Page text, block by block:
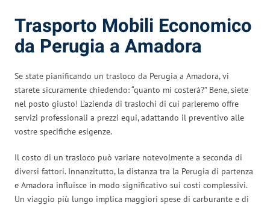
Trasporto Mobili Economico
da Perugia a Amadora
Se state pianificando un trasloco da Perugia a Amadora, vi
starete sicuramente chiedendo: “quanto mi costerà?” Bene, siete
nel posto giusto! L’azienda di traslochi di cui parleremo offre
servizi professionali a prezzi equi, adattando il preventivo alle
vostre specifiche esigenze.
Il costo di un trasloco può variare notevolmente a seconda di
diversi fattori. Innanzitutto, la distanza tra la Perugia di partenza
e Amadora influisce in modo significativo sui costi complessivi.
Un viaggio più lungo implica maggiori spese di carburante e di